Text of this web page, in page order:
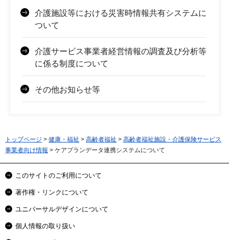
介護施設等における災害時情報共有システムに
ついて
介護サービス事業者経営情報の調査及び分析等
に係る制度について
その他お知らせ等
トップページ > 健康・福祉 > 高齢者福祉 > 高齢者福祉施設・介護保険サービス
事業者向け情報 > ケアプランデータ連携システムについて
このサイトのご利用について
著作権・リンクについて
ユニバーサルデザインについて
個人情報の取り扱い